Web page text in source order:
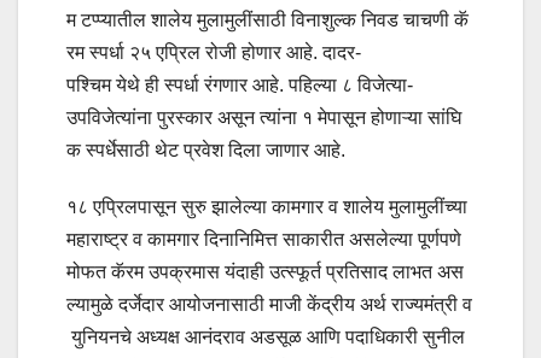
म टप्प्यातील शालेय मुलामुलींसाठी विनाशुल्क निवड चाचणी कॅ
रम स्पर्धा २५ एप्रिल रोजी होणार आहे. दादर-
पश्चिम येथे ही स्पर्धा रंगणार आहे. पहिल्या ८ विजेत्या-
उपविजेत्यांना पुरस्कार असून त्यांना १ मेपासून होणाऱ्या सांघि
क स्पर्धेसाठी थेट प्रवेश दिला जाणार आहे.
१८ एप्रिलपासून सुरु झालेल्या कामगार व शालेय मुलामुलींच्या
महाराष्ट्र व कामगार दिनानिमित्त साकारीत असलेल्या पूर्णपणे
मोफत कॅरम उपक्रमास यंदाही उत्स्फूर्त प्रतिसाद लाभत अस
ल्यामुळे दर्जेदार आयोजनासाठी माजी केंद्रीय अर्थ राज्यमंत्री व
युनियनचे अध्यक्ष आनंदराव अडसूळ आणि पदाधिकारी सुनील